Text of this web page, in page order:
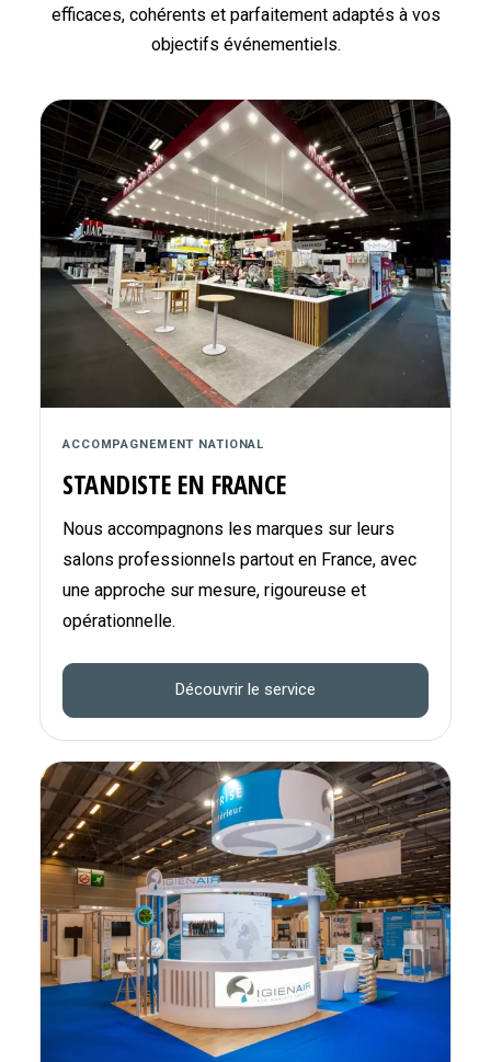
efficaces, cohérents et parfaitement adaptés à vos
objectifs événementiels.
ACCOMPAGNEMENT NATIONAL
STANDISTE EN FRANCE
Nous accompagnons les marques sur leurs
salons professionnels partout en France, avec
une approche sur mesure, rigoureuse et
opérationnelle.
Découvrir le service